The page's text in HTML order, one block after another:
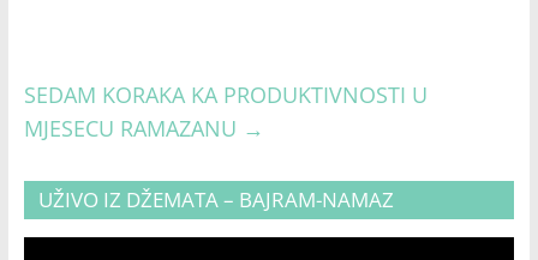
SEDAM KORAKA KA PRODUKTIVNOSTI U
MJESECU RAMAZANU →
UŽIVO IZ DŽEMATA – BAJRAM-NAMAZ